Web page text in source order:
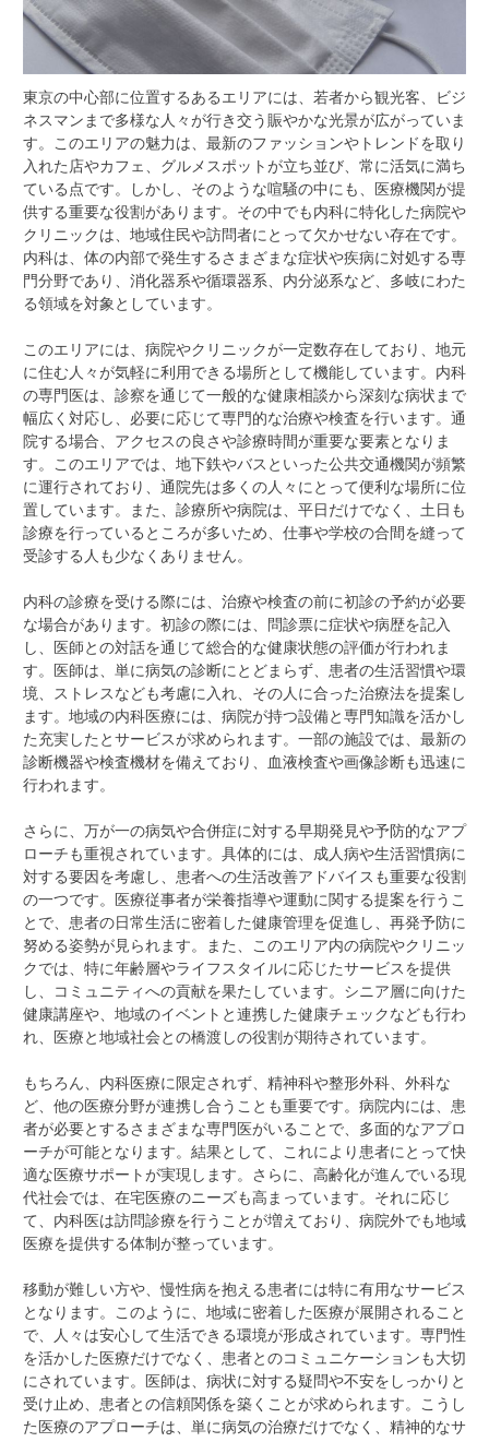
東京の中心部に位置するあるエリアには、若者から観光客、ビジ
ネスマンまで多様な人々が行き交う賑やかな光景が広がっていま
す。 このエリアの魅力は、最新のファッションやトレンドを取り
入れた店やカフェ、グルメスポットが立ち並び、常に活気に満ち
ている点です。しかし、そのような喧騒の中にも、医療機関が提
供する重要な役割があります。その中でも内科に特化した病院や
クリニックは、地域住民や訪問者にとって欠かせない存在です。
内科は、体の内部で発生するさまざまな症状や疾病に対処する専
門分野であり、消化器系や循環器系、内分泌系など、多岐にわた
る領域を対象としています。
このエリアには、病院やクリニックが一定数存在しており、地元
に住む人々が気軽に利用できる場所として機能しています。内科
の専門医は、診察を通じて一般的な健康相談から深刻な病状まで
幅広く対応し、必要に応じて専門的な治療や検査を行います。通
院する場合、アクセスの良さや診療時間が重要な要素となりま
す。このエリアでは、地下鉄やバスといった公共交通機関が頻繁
に運行されており、通院先は多くの人々にとって便利な場所に位
置しています。また、診療所や病院は、平日だけでなく、土日も
診療を行っているところが多いため、仕事や学校の合間を縫って
受診する人も少なくありません。
内科の診療を受ける際には、治療や検査の前に初診の予約が必要
な場合があります。初診の際には、問診票に症状や病歴を記入
し、医師との対話を通じて総合的な健康状態の評価が行われま
す。医師は、単に病気の診断にとどまらず、患者の生活習慣や環
境、ストレスなども考慮に入れ、その人に合った治療法を提案し
ます。地域の内科医療には、病院が持つ設備と専門知識を活かし
た充実したとサービスが求められます。一部の施設では、最新の
診断機器や検査機材を備えており、血液検査や画像診断も迅速に
行われます。
さらに、万が一の病気や合併症に対する早期発見や予防的なアプ
ローチも重視されています。具体的には、成人病や生活習慣病に
対する要因を考慮し、患者への生活改善アドバイスも重要な役割
の一つです。医療従事者が栄養指導や運動に関する提案を行うこ
とで、患者の日常生活に密着した健康管理を促進し、再発予防に
努める姿勢が見られます。また、このエリア内の病院やクリニッ
クでは、特に年齢層やライフスタイルに応じたサービスを提供
し、コミュニティへの貢献を果たしています。シニア層に向けた
健康講座や、地域のイベントと連携した健康チェックなども行わ
れ、医療と地域社会との橋渡しの役割が期待されています。
もちろん、内科医療に限定されず、精神科や整形外科、外科な
ど、他の医療分野が連携し合うことも重要です。病院内には、患
者が必要とするさまざまな専門医がいることで、多面的なアプロ
ーチが可能となります。結果として、これにより患者にとって快
適な医療サポートが実現します。さらに、高齢化が進んでいる現
代社会では、在宅医療のニーズも高まっています。それに応じ
て、内科医は訪問診療を行うことが増えており、病院外でも地域
医療を提供する体制が整っています。
移動が難しい方や、慢性病を抱える患者には特に有用なサービス
となります。このように、地域に密着した医療が展開されること
で、人々は安心して生活できる環境が形成されています。専門性
を活かした医療だけでなく、患者とのコミュニケーションも大切
にされています。医師は、病状に対する疑問や不安をしっかりと
受け止め、患者との信頼関係を築くことが求められます。こうし
た医療のアプローチは、単に病気の治療だけでなく、精神的なサ